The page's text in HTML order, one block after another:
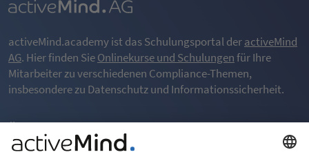
activeMind.academy ist das Schulungsportal deractiveMind
AG. Hier finden SieOnlinekurse und Schulungenfür Ihre
Mitarbeiter zu verschiedenen Compliance-Themen,
insbesondere zu Datenschutz und Informationssicherheit.
Überblick